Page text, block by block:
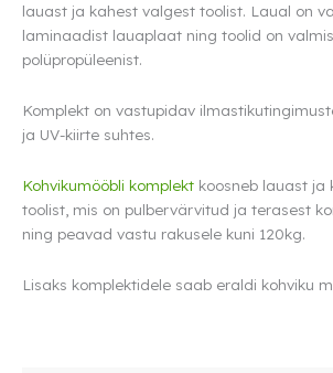
lauast ja kahest valgest toolist. Laual on
laminaadist lauaplaat ning toolid on
polüpropüleenist.
Komplekt on vastupidav
ja UV-kiirte suhtes.
Kohvikumööbli komplekt koosneb lauast ja
toolist, mis on pulbervärvitud ja terasest
ning peavad vastu rakusele kuni 120kg.
Lisaks komplektidele saab eraldi kohviku